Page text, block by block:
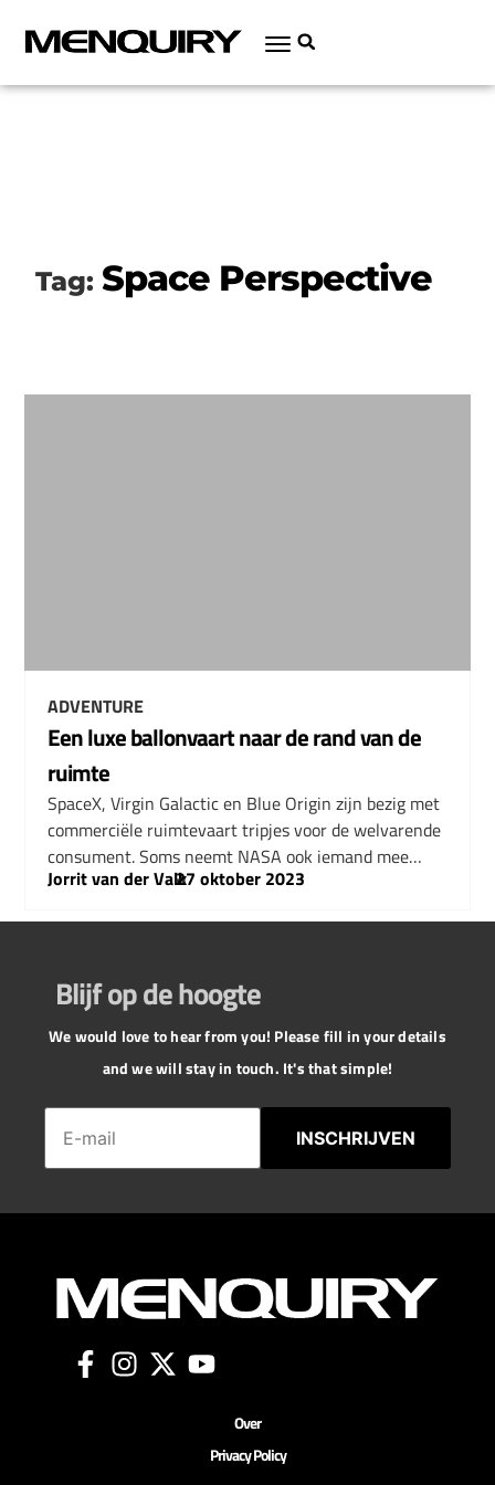
Tag:Space Perspective
ADVENTURE
Een luxe ballonvaart naar de rand van de
ruimte
SpaceX, Virgin Galactic en Blue Origin zijn bezig met
commerciële ruimtevaart tripjes voor de welvarende
consument. Soms neemt NASA ook iemand mee…
Jorrit van der Valk
–
27 oktober 2023
Blijf op de hoogte
We would love to hear from you! Please fill in your details
and we will stay in touch. It's that simple!
INSCHRIJVEN
Over
Privacy Policy